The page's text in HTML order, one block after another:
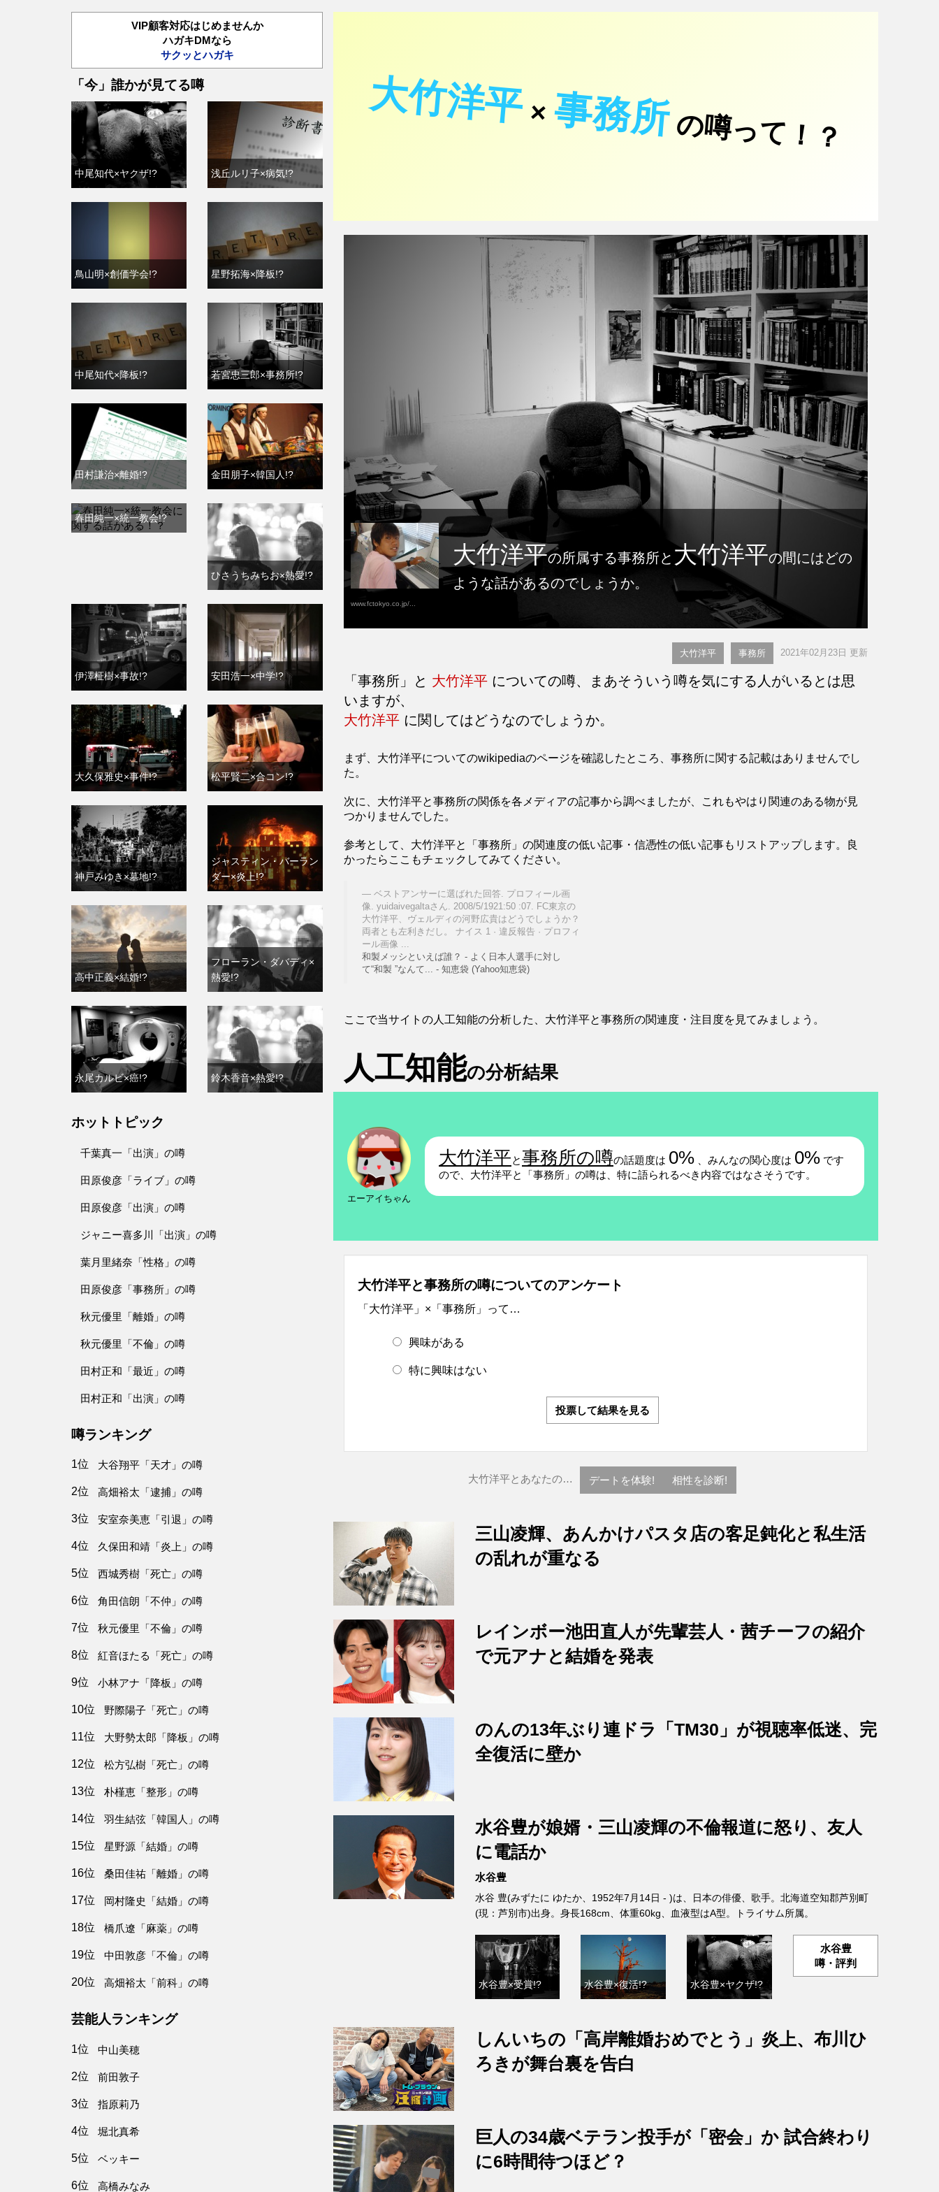
大竹洋平×事務所の噂って！？
www.fctokyo.co.jp/...
大竹洋平の所属する事務所と 大竹洋平の間にはどの
ような話があるのでしょうか。
大竹洋平 事務所 2021年02月23日 更新
「事務所」と 大竹洋平 についての噂、まあそういう噂を気にする人がいるとは思
いますが、
大竹洋平 に関してはどうなのでしょうか。
まず、大竹洋平についてのwikipediaのページを確認したところ、事務所に関する記載はありませんでし
た。
次に、大竹洋平と事務所の関係を各メディアの記事から調べましたが、これもやはり関連のある物が見
つかりませんでした。
参考として、大竹洋平と「事務所」の関連度の低い記事・信憑性の低い記事もリストアップします。良
かったらここもチェックしてみてください。
ベストアンサーに選ばれた回答. プロフィール画
像. yuidaivegaltaさん. 2008/5/1921:50 :07. FC東京の
大竹洋平、ヴェルディの河野広貴はどうでしょうか？
両者とも左利きだし。 ナイス 1 · 違反報告 · プロフィ
ール画像 ...
和製メッシといえば誰？ - よく日本人選手に対し
て“和製 ”なんて... - 知恵袋 (Yahoo知恵袋)
ここで当サイトの人工知能の分析した、大竹洋平と事務所の関連度・注目度を見てみましょう。
人工知能の分析結果
エーアイちゃん
大竹洋平と事務所の噂の話題度は 0% 、みんなの関心度は 0% です
ので、大竹洋平と「事務所」の噂は、特に語られるべき内容ではなさそうです。
大竹洋平と事務所の噂についてのアンケート
「大竹洋平」×「事務所」って…
興味がある
特に興味はない
投票して結果を見る
大竹洋平とあなたの… デートを体験! 相性を診断!
三山凌輝、あんかけパスタ店の客足鈍化と私生活
の乱れが重なる
レインボー池田直人が先輩芸人・茜チーフの紹介
で元アナと結婚を発表
のんの13年ぶり連ドラ「TM30」が視聴率低迷、完
全復活に壁か
水谷豊が娘婿・三山凌輝の不倫報道に怒り、友人
に電話か
水谷豊
水谷 豊(みずたに ゆたか、1952年7月14日 - )は、日本の俳優、歌手。北海道空知郡芦別町
(現：芦別市)出身。身長168cm、体重60kg、血液型はA型。トライサム所属。
水谷豊×受賞!? 水谷豊×復活!? 水谷豊×ヤクザ!?
水谷豊
噂・評判
しんいちの「高岸離婚おめでとう」炎上、布川ひ
ろきが舞台裏を告白
巨人の34歳ベテラン投手が「密会」か 試合終わり
に6時間待つほど？
VIP顧客対応はじめませんか
ハガキDMなら
サクッとハガキ
「今」誰かが見てる噂
中尾知代×ヤクザ!? 浅丘ルリ子×病気!?
鳥山明×創価学会!? 星野拓海×降板!?
中尾知代×降板!? 若宮忠三郎×事務所!?
田村謙治×離婚!? 金田朋子×韓国人!?
春田純一×統一教会!?
ひさうちみちお×熱愛!?
伊澤柾樹×事故!? 安田浩一×中学!?
大久保雅史×事件!? 松平賢二×合コン!?
神戸みゆき×墓地!?
ジャスティン・バーラン
ダー×炎上!?
高中正義×結婚!?
フローラン・ダバディ×
熱愛!?
永尾カルビ×癌!? 鈴木香音×熱愛!?
ホットトピック
千葉真一「出演」の噂
田原俊彦「ライブ」の噂
田原俊彦「出演」の噂
ジャニー喜多川「出演」の噂
葉月里緒奈「性格」の噂
田原俊彦「事務所」の噂
秋元優里「離婚」の噂
秋元優里「不倫」の噂
田村正和「最近」の噂
田村正和「出演」の噂
噂ランキング
1位 大谷翔平「天才」の噂
2位 高畑裕太「逮捕」の噂
3位 安室奈美恵「引退」の噂
4位 久保田和靖「炎上」の噂
5位 西城秀樹「死亡」の噂
6位 角田信朗「不仲」の噂
7位 秋元優里「不倫」の噂
8位 紅音ほたる「死亡」の噂
9位 小林アナ「降板」の噂
10位 野際陽子「死亡」の噂
11位 大野勢太郎「降板」の噂
12位 松方弘樹「死亡」の噂
13位 朴槿恵「整形」の噂
14位 羽生結弦「韓国人」の噂
15位 星野源「結婚」の噂
16位 桑田佳祐「離婚」の噂
17位 岡村隆史「結婚」の噂
18位 橋爪遼「麻薬」の噂
19位 中田敦彦「不倫」の噂
20位 高畑裕太「前科」の噂
芸能人ランキング
1位 中山美穂
2位 前田敦子
3位 指原莉乃
4位 堀北真希
5位 ベッキー
6位 高橋みなみ